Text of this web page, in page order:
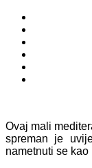
Ovaj mali
spreman je
nametnuti se